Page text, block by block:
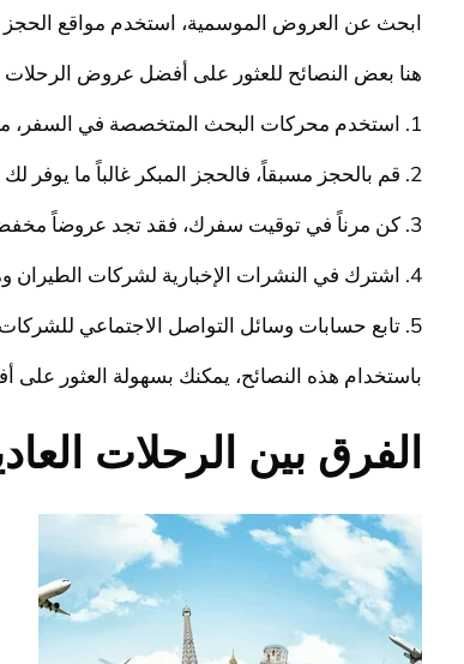
ابحث عن العروض الموسمية، استخدم مواقع الحجز
هنا بعض النصائح للعثور على أفضل عروض
1. استخدم محركات البحث المتخصصة في السفر، مثل جوجل فلايتس أو سكاي سكانر، لمقارنة أسعار التذاكر والعروض المخفضة على مدار اليوم.
2. قم بالحجز مسبقاً، فالحجز المبكر غالباً ما يوفر لك عروض أفضل وأسعاراً أقل.
3. كن مرناً في توقيت سفرك، فقد تجد عروضاً مخفضة إذا كنت قادراً على السفر في أيام الأسبوع بدلاً من عطلة نهاية الأسبوع.
4. اشترك في النشرات الإخبارية لشركات الطيران ومواقع الحجوزات، حيث ترسل عروضاً خاصة وتنبيهات عن الصفقات المخفضة.
5. تابع حسابات وسائل التواصل الاجتماعي للشركات الطيران ووكالات السفر، فقد تعلن عروضاً حصرية عبر هذه القنوات.
باستخدام هذه النصائح، يمكنك بسهولة العثور
الفرق بين الرحلات